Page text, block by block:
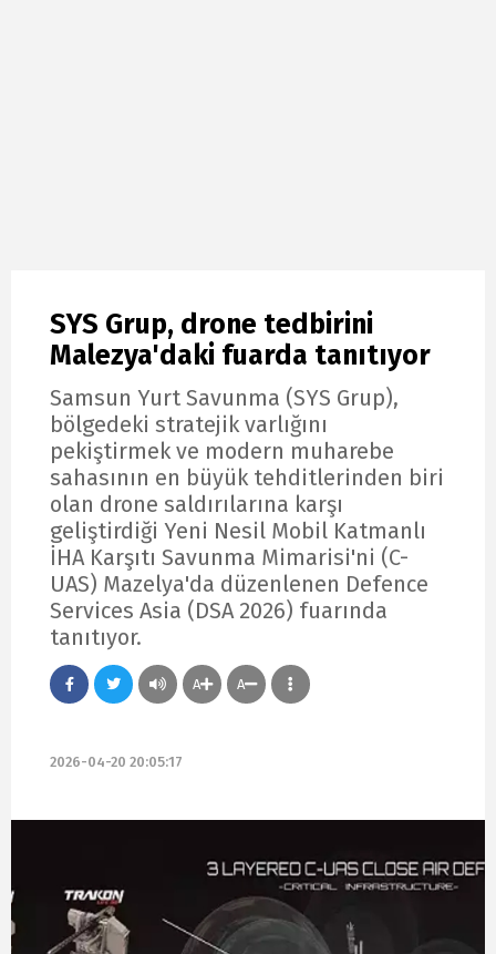
SYS Grup, drone tedbirini
Malezya'daki fuarda tanıtıyor
Samsun Yurt Savunma (SYS Grup),
bölgedeki stratejik varlığını
pekiştirmek ve modern muharebe
sahasının en büyük tehditlerinden biri
olan drone saldırılarına karşı
geliştirdiği Yeni Nesil Mobil Katmanlı
İHA Karşıtı Savunma Mimarisi'ni (C-
UAS) Mazelya'da düzenlenen Defence
Services Asia (DSA 2026) fuarında
tanıtıyor.
A A
2026-04-20 20:05:17